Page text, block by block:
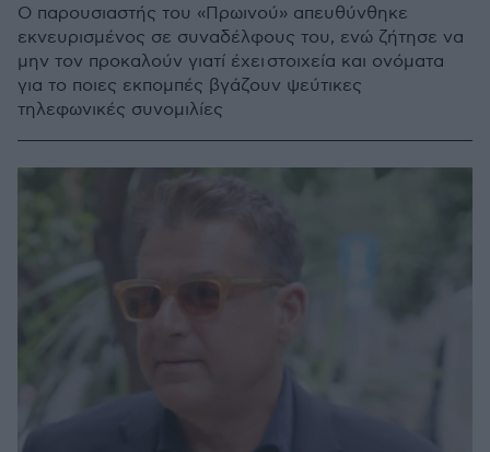
Ο παρουσιαστής του «Πρωινού» απευθύνθηκε
εκνευρισμένος σε συναδέλφους του, ενώ ζήτησε να
μην τον προκαλούν γιατί έχει στοιχεία και ονόματα
για το ποιες εκπομπές βγάζουν ψεύτικες
τηλεφωνικές συνομιλίες